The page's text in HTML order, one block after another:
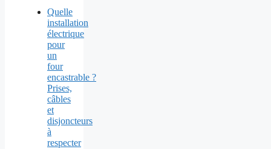
Quelle
installation
électrique
pour
un
four
encastrable ?
Prises,
câbles
et
disjoncteurs
à
respecter